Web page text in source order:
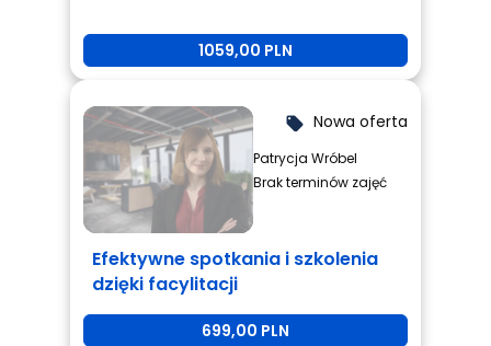
1059,00 PLN
local_offer Nowa oferta
Patrycja Wróbel
Brak terminów zajęć
Efektywne spotkania i szkolenia
dzięki facylitacji
699,00 PLN